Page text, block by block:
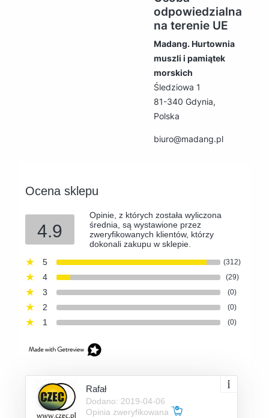
odpowiedzialna
na terenie UE
Madang. Hurtownia
muszli i pamiątek
morskich
Śledziowa 1
81-340 Gdynia,
Polska
biuro@madang.pl
Ocena sklepu
4.9
Opinie, z których została wyliczona
średnia, są wystawione przez
zweryfikowanych klientów, którzy
dokonali zakupu w sklepie.
5
(312)
4 (29)
3 (0)
2 (0)
1 (0)
Rafał
Dodano: 2019-04-06
Opinia zweryfikowana